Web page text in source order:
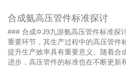
合成氨高压管件标准探讨
### 合成✡️J9九游氨高压管件标准探
重要环节，其生产过程中的高压管件
提升生产效率具有重要意义。随着合
进步，高压管件的标准也在不断更新